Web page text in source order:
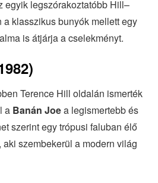
egyik legszórakoztatóbb Hill–
klasszikus bunyók mellett egy
is átjárja a cselekményt.
Terence Hill oldalán ismerték
a Banán Joea legismertebb és
szerint egy trópusi faluban élő
szembekerül a modern világ